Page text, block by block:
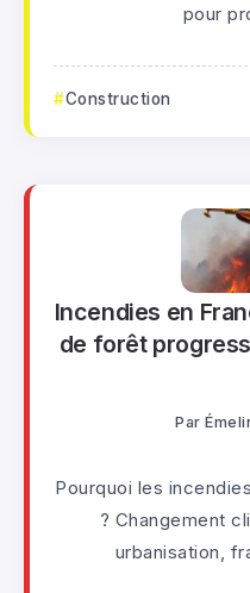
pour
Construction
Incendies en
de forêt
Par
Pourquoi les
? Changement
urbanisation,